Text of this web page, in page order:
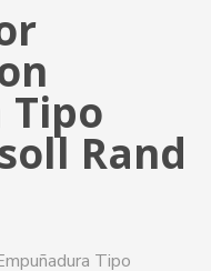
Tipo
Rand
Tipo